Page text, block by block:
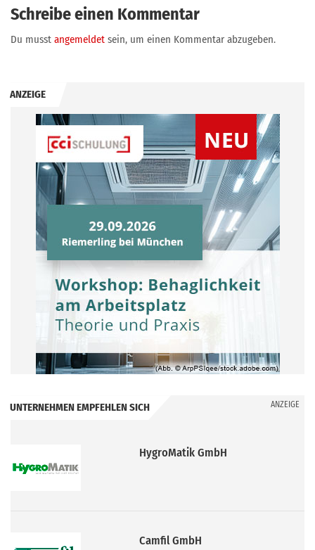
Schreibe einen Kommentar
Du musst angemeldet sein, um einen Kommentar abzugeben.
ANZEIGE
UNTERNEHMEN EMPFEHLEN SICH ANZEIGE
Camfil GmbH
preclarus® GmbH